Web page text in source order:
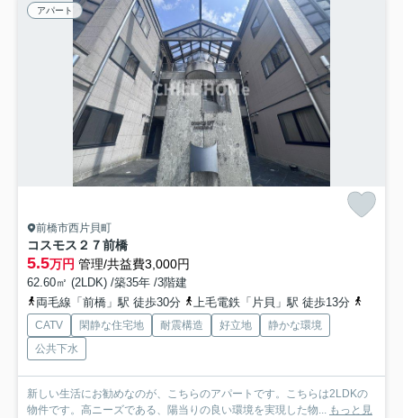
アパート
前橋市西片貝町
コスモス２７前橋
5.5万円 管理/共益費3,000円
62.60㎡ (2LDK) /築35年 /3階建
両毛線「前橋」駅 徒歩30分
上毛電鉄「片貝」駅 徒歩13分
CATV 閑静な住宅地 耐震構造 好立地
静かな環境
公共下水
新しい生活にお勧めなのが、こちらのアパートです。こちらは2LDKの
物件です。高ニーズである、陽当りの良い環境を実現した物... もっと見